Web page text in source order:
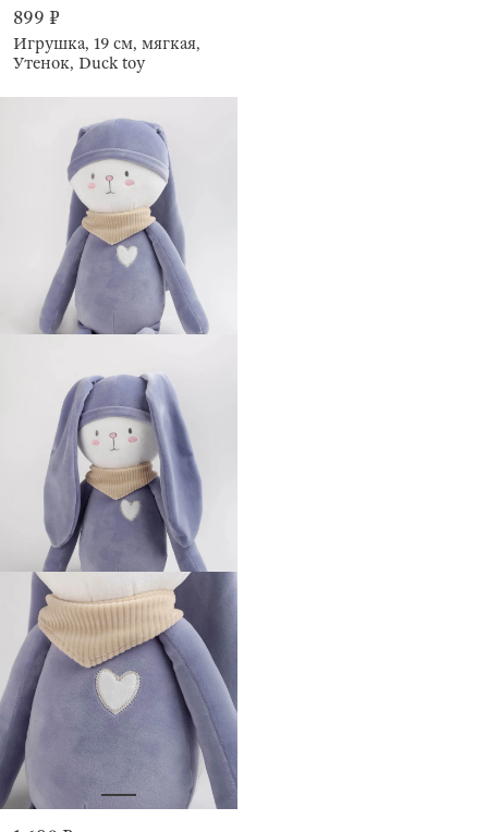
899 ₽
Игрушка, 19 см, мягкая,
Утенок, Duck toy